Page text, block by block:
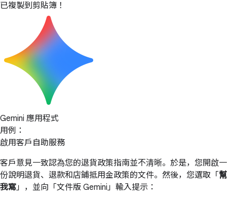
已複製到剪貼簿！
Gemini 應用程式
用例：
啟用客戶自助服務
客戶意見一致認為您的退貨政策指南並不清晰。於是，您開啟一
份說明退貨、退款和店鋪抵用金政策的文件。然後，您選取「 幫
我寫」，並向「文件版 Gemini」輸入提示：